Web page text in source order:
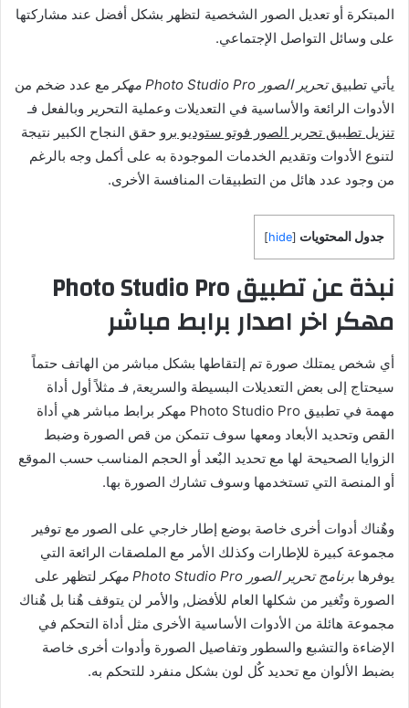
المبتكرة أو تعديل الصور الشخصية لتظهر بشكل أفضل عند مشاركتها
على وسائل التواصل الإجتماعي.
يأتي تطبيقتحرير الصور Photo Studio Pro مهكر
مع عدد ضخم من
الأدوات الرائعة والأساسية في التعديلات وعملية التحرير وبالفعل فـ
تنزيل تطبيق تحرير الصور فوتو ستوديو برو حقق النجاح الكبير نتيجة
لتنوع الأدوات وتقديم الخدمات الموجودة به على أكمل وجه بالرغم
من وجود عدد هائل من التطبيقات المنافسة الأخرى.
جدول المحتويات [
hide
]
نبذة عن تطبيق Photo Studio Pro
مهكر اخر اصدار برابط مباشر
أي شخص يمتلك صورة تم إلتقاطها بشكل مباشر من الهاتف حتماً
سيحتاج إلى بعض التعديلات البسيطة والسريعة, فـ مثلاً أول أداة
مهمة في تطبيق Photo Studio Pro مهكر برابط مباشر هي أداة
القص وتحديد الأبعاد ومعها سوف تتمكن من قص الصورة وضبط
الزوايا الصحيحة لها مع تحديد البٌعد أو الحجم المناسب حسب الموقع
أو المنصة التي تستخدمها وسوف تشارك الصورة بها.
وهٌناك أدوات أخرى خاصة بوضع إطار خارجي على الصور مع توفير
مجموعة كبيرة للإطارات وكذلك الأمر مع الملصقات الرائعة التي
يوفرها برنامج تحرير الصور Photo Studio Pro مهكر
لتظهر على
الصورة وتٌغير من شكلها العام للأفضل, والأمر لن يتوقف هٌنا بل هٌناك
مجموعة هائلة من الأدوات الأساسية الأخرى مثل أداة التحكم في
الإضاءة والتشبع والسطور وتفاصيل الصورة وأدوات أخرى خاصة
بضبط الألوان مع تحديد كٌل لون بشكل منفرد للتحكم به.